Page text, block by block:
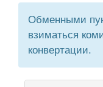
Обменными
взиматься
конвертации.